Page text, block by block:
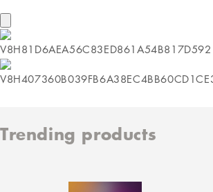
Trending products